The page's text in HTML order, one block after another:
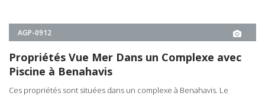
complexe comprend des piscines et un jardin paysager. Les
propriétés offrent une vue imprenable sur la mer et le golf.
BENAHAVÍS - MÁLAGA 2, 3 2
2 €499.000 3 €699.000